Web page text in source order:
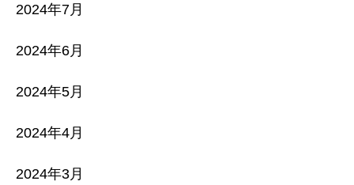
2024年7月
2024年6月
2024年5月
2024年4月
2024年3月